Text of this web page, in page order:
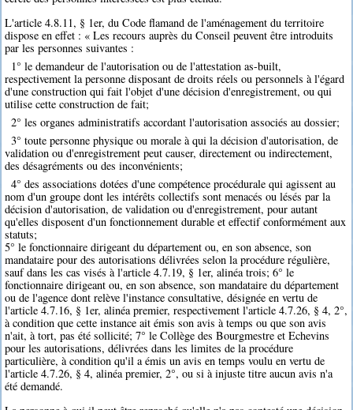
L'article 4.8.11, § 1er, du Code flamand de l'aménagement du territoire
dispose en effet : « Les recours auprès du Conseil peuvent être introduits
par les personnes suivantes :
1° le demandeur de l'autorisation ou de l'attestation as-built,
respectivement la personne disposant de droits réels ou personnels à l'égard
d'une construction qui fait l'objet d'une décision d'enregistrement, ou qui
utilise cette construction de fait;
2° les organes administratifs accordant l'autorisation associés au dossier;
3° toute personne physique ou morale à qui la décision d'autorisation, de
validation ou d'enregistrement peut causer, directement ou indirectement,
des désagréments ou des inconvénients;
4° des associations dotées d'une compétence procédurale qui agissent au
nom d'un groupe dont les intérêts collectifs sont menacés ou lésés par la
décision d'autorisation, de validation ou d'enregistrement, pour autant
qu'elles disposent d'un fonctionnement durable et effectif conformément aux
statuts;
5° le fonctionnaire dirigeant du département ou, en son absence, son
mandataire pour des autorisations délivrées selon la procédure régulière,
sauf dans les cas visés à l'article 4.7.19, § 1er, alinéa trois; 6° le
fonctionnaire dirigeant ou, en son absence, son mandataire du département
ou de l'agence dont relève l'instance consultative, désignée en vertu de
l'article 4.7.16, § 1er, alinéa premier, respectivement l'article 4.7.26, § 4, 2°,
à condition que cette instance ait émis son avis à temps ou que son avis
n'ait, à tort, pas été sollicité; 7° le Collège des Bourgmestre et Echevins
pour les autorisations, délivrées dans les limites de la procédure
particulière, à condition qu'il a émis un avis en temps voulu en vertu de
l'article 4.7.26, § 4, alinéa premier, 2°, ou si à injuste titre aucun avis n'a
été demandé.